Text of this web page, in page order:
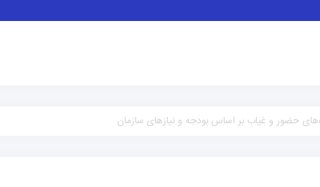
حضور و غیاب بر اساس بودجه و نیازهای سازمان